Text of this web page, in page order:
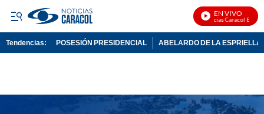
EN VIVO
Noticias Caracol En Vivo
Tendencias: POSESIÓN PRESIDENCIAL ABELARDO DE LA ESPRIELLA